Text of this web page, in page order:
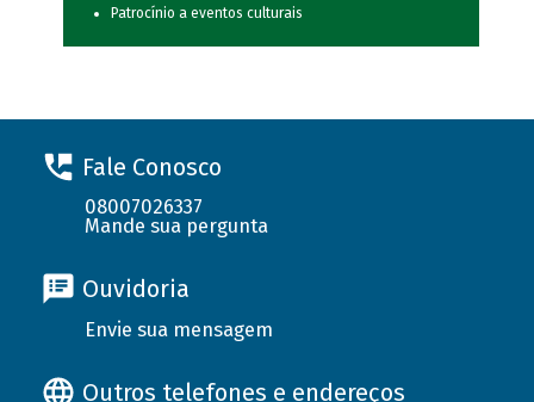
Patrocínio a eventos culturais
Fale Conosco
08007026337
Mande sua pergunta
Ouvidoria
Envie sua mensagem
Outros telefones e endereços